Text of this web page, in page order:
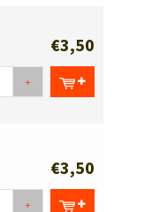
€3,50
+
€3,50
+